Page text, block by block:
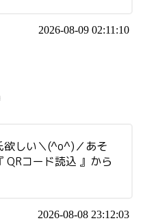
2026-08-09 02:11:10
欲しい＼(^o^)／あそ
コード読込 』から
2026-08-08 23:12:03